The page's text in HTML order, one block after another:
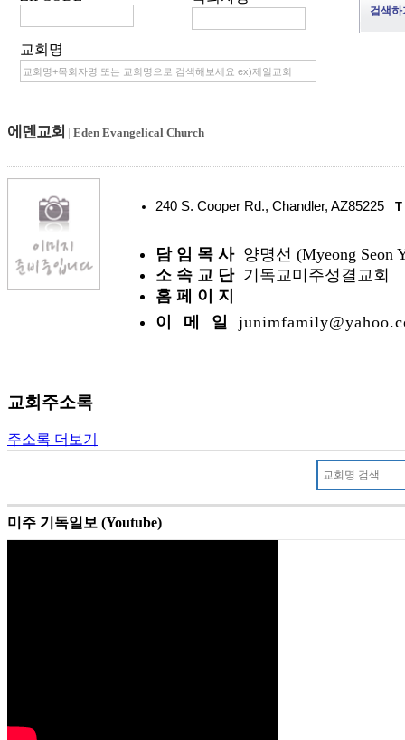
교회명
에덴교회 | Eden Evangelical Church
240 S. Cooper Rd., Chandler, AZ85225 T
담 임 목 사 양명선 (Myeong Seon
소 속 교 단 기독교미주성결교회
홈 페 이 지
이 메 일
교회주소록
주소록 더보기
미주 기독일보 (Youtube)